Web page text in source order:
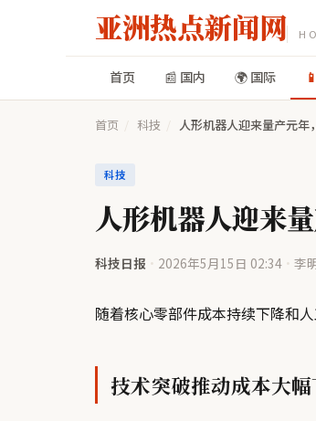
亚洲热点新闻网
首页 📰 国内 🌍 国际
首页 科技 人形机器人迎来量产元年
科技
人形机器人迎来
科技日报 · 2026年5月15日 02:34 · 李
随着核心零部件成本持续下降和
技术突破推动成本大